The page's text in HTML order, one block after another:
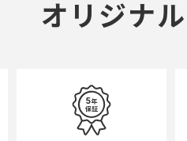
オリジナ